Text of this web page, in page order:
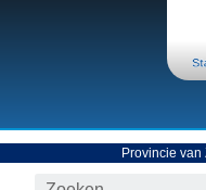
Provincie van